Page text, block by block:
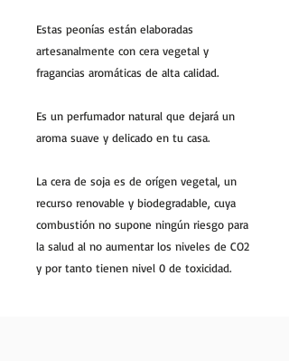
Estas peonías están elaboradas
artesanalmente con cera vegetal y
fragancias aromáticas de alta calidad.
Es un perfumador natural que dejará un
aroma suave y delicado en tu casa.
La cera de soja es de orígen vegetal, un
recurso renovable y biodegradable, cuya
combustión no supone ningún riesgo para
la salud al no aumentar los niveles de CO2
y por tanto tienen nivel 0 de toxicidad.